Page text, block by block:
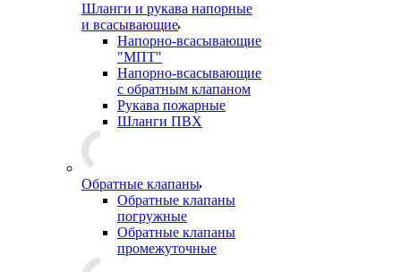
Шланги и рукава напорные
и всасывающие
Напорно-всасывающие
"МПТ"
Напорно-всасывающие
с обратным клапаном
Рукава пожарные
Шланги ПВХ
Обратные клапаны
Обратные клапаны
погружные
Обратные клапаны
промежуточные